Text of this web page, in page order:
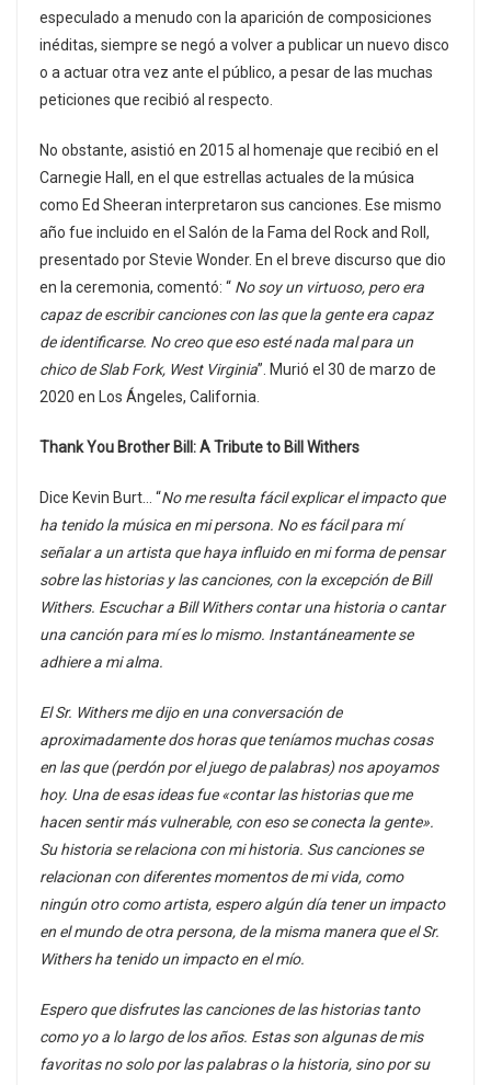
especulado a menudo con la aparición de composiciones
inéditas, siempre se negó a volver a publicar un nuevo disco
o a actuar otra vez ante el público, a pesar de las muchas
peticiones que recibió al respecto.
No obstante, asistió en 2015 al homenaje que recibió en el
Carnegie Hall, en el que estrellas actuales de la música
como Ed Sheeran interpretaron sus canciones. Ese mismo
año fue incluido en el Salón de la Fama del Rock and Roll,
presentado por Stevie Wonder. En el breve discurso que dio
en la ceremonia, comentó: “ No soy un virtuoso, pero era
capaz de escribir canciones con las que la gente era capaz
de identificarse. No creo que eso esté nada mal para un
chico de Slab Fork, West Virginia”. Murió el 30 de marzo de
2020 en Los Ángeles, California.
Thank You Brother Bill: A Tribute to Bill Withers
Dice Kevin Burt… “No me resulta fácil explicar el impacto que
ha tenido la música en mi persona. No es fácil para mí
señalar a un artista que haya influido en mi forma de pensar
sobre las historias y las canciones, con la excepción de Bill
Withers. Escuchar a Bill Withers contar una historia o cantar
una canción para mí es lo mismo. Instantáneamente se
adhiere a mi alma.
El Sr. Withers me dijo en una conversación de
aproximadamente dos horas que teníamos muchas cosas
en las que (perdón por el juego de palabras) nos apoyamos
hoy. Una de esas ideas fue «contar las historias que me
hacen sentir más vulnerable, con eso se conecta la gente».
Su historia se relaciona con mi historia. Sus canciones se
relacionan con diferentes momentos de mi vida, como
ningún otro como artista, espero algún día tener un impacto
en el mundo de otra persona, de la misma manera que el Sr.
Withers ha tenido un impacto en el mío.
Espero que disfrutes las canciones de las historias tanto
como yo a lo largo de los años. Estas son algunas de mis
favoritas no solo por las palabras o la historia, sino por su